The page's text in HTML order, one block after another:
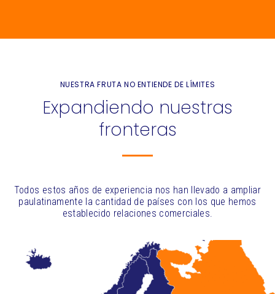
NUESTRA FRUTA NO ENTIENDE DE LÍMITES
Expandiendo nuestras
fronteras
Todos estos años de experiencia nos han llevado a ampliar
paulatinamente la cantidad de países con los que hemos
establecido relaciones comerciales.